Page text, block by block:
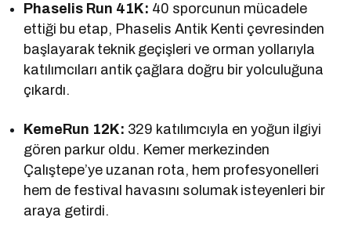
Phaselis Run 41K: 40 sporcunun mücadele
ettiği bu etap, Phaselis Antik Kenti çevresinden
başlayarak teknik geçişleri ve orman yollarıyla
katılımcıları antik çağlara doğru bir yolculuğuna
çıkardı.
KemeRun 12K: 329 katılımcıyla en yoğun ilgiyi
gören parkur oldu. Kemer merkezinden
Çalıştepe’ye uzanan rota, hem profesyonelleri
hem de festival havasını solumak isteyenleri bir
araya getirdi.